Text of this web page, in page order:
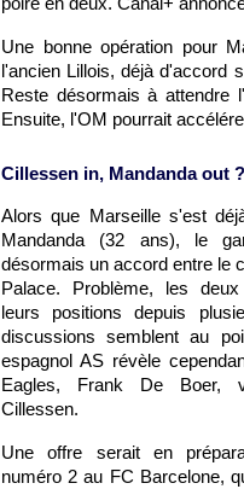
Une bonne opération pour
l'ancien Lillois, déjà d'accord
Reste désormais à attendre
Ensuite, l'OM pourrait
Cillessen in, Mandanda out ?
Alors que Marseille s'est
Mandanda (32 ans), le
désormais un accord entre le
Palace. Problème, les
leurs positions depuis
discussions semblent au
espagnol AS révèle
Eagles, Frank De Boer,
Cillessen.
Une offre serait en
numéro 2 au FC Barcelone,